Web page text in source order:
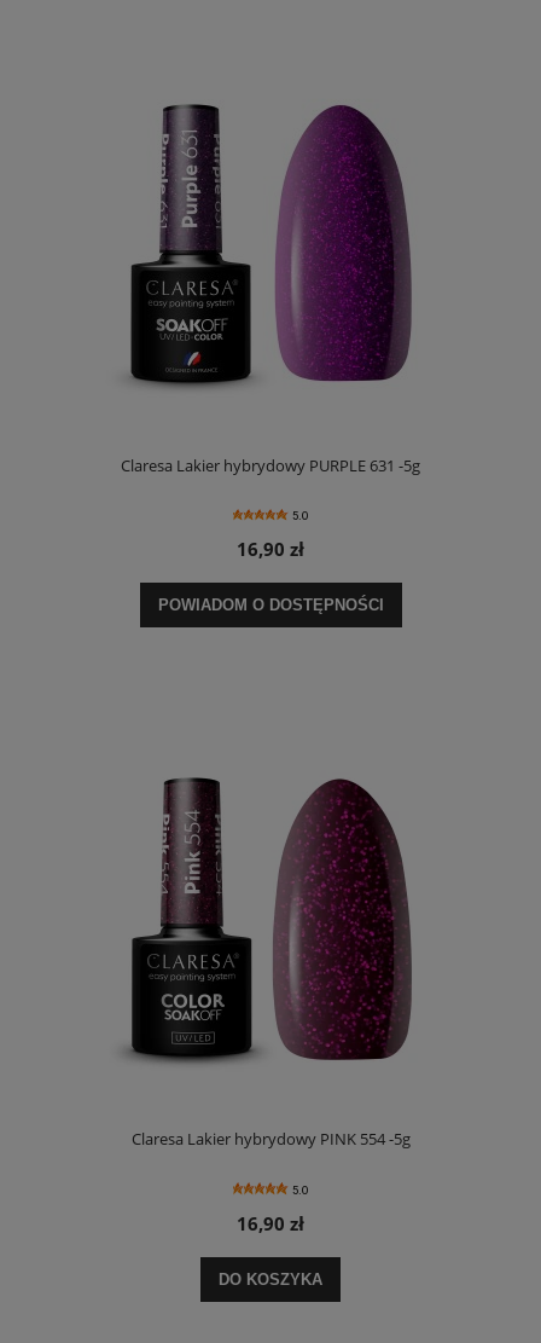
Claresa Lakier hybrydowy PURPLE 631 -5g
5.0
16,90 zł
POWIADOM O DOSTĘPNOŚCI
Claresa Lakier hybrydowy PINK 554 -5g
5.0
16,90 zł
DO KOSZYKA